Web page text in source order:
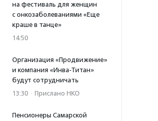
на фестиваль для женщин
с онкозаболеваниями «Еще
краше в танце»
14:50
Организация «Продвижение»
и компания «Инва-Титан»
будут сотрудничать
13:30 · Прислано НКО
Пенсионеры Самарской